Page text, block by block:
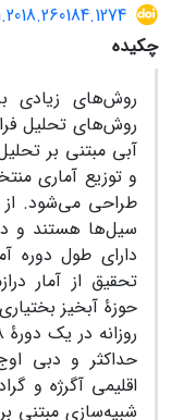
چکیده
روش‌های زیادی
روش‌های تحلیل
آبی مبتنی بر
و توزیع آماری
طراحی می‌شود.
سیل‌ها هستند و
دارای طول دوره
تحقیق از آمار
حداکثر و دبی
اقلیمی آگرژه و
شبیه‌سازی مبتنی